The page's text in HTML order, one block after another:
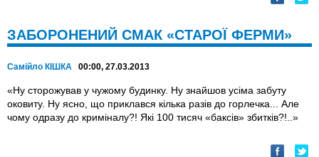
ЗАБОРОНЕНИЙ СМАК «СТАРОЇ ФЕРМИ»
Самійло КІШКА 00:00, 27.03.2013
«Ну сторожував у чужому будинку. Ну знайшов усіма забуту
оковиту. Ну ясно, що приклався кілька разів до горлечка... Але
чому одразу до криміналу?! Які 100 тисяч «баксів» збитків?!..»